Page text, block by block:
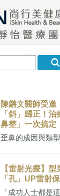
陳鏘文醫師受邀
「斜」歸正！
鼻整」一次搞定
歪鼻的成因與類
【雷射光療】
「孔」UP雷射
「成功人士都是